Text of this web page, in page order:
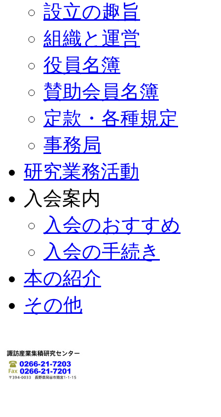
設立の趣旨
組織と運営
役員名簿
賛助会員名簿
定款・各種規定
事務局
研究業務活動
入会案内
入会のおすすめ
入会の手続き
本の紹介
その他